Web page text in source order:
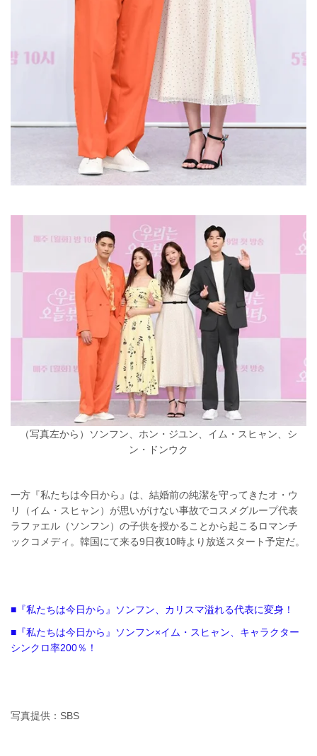
（写真左から）ソンフン、ホン・ジユン、イム・スヒャン、シ
ン・ドンウク
一方『私たちは今日から』は、結婚前の純潔を守ってきたオ・ウ
リ（イム・スヒャン）が思いがけない事故でコスメグループ代表
ラファエル（ソンフン）の子供を授かることから起こるロマンチ
ックコメディ。韓国にて来る9日夜10時より放送スタート予定だ。
■『私たちは今日から』ソンフン、カリスマ溢れる代表に変身！
■『私たちは今日から』ソンフン×イム・スヒャン、キャラクター
シンクロ率200％！
写真提供：SBS